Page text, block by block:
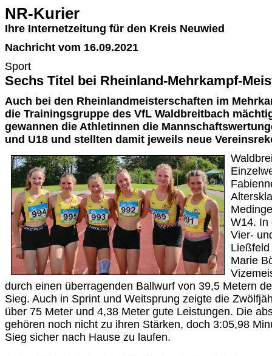
NR-Kurier
Ihre Internetzeitung für den Kreis Neuwied
Nachricht vom 16.09.2021
Sport
Sechs Titel bei Rheinland-Mehrkampf-
Auch bei den Rheinlandmeisterschaften im
die Trainingsgruppe des VfL Waldbreitbach
gewannen die Athletinnen die
und U18 und stellten damit jeweils neue
W14. In
Vier-
Marie
durch einen überragenden Ballwurf von 39,5 Metern
Sieg. Auch in Sprint und Weitsprung zeigte die
über 75 Meter und 4,38 Meter gute Leistungen. Die
gehören noch nicht zu ihren Stärken, doch 3:05,98
Sieg sicher nach Hause zu laufen.